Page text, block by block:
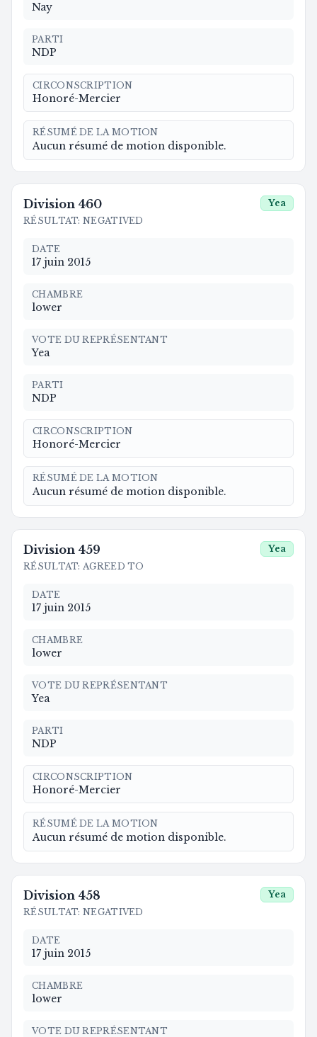
Nay
PARTI
NDP
CIRCONSCRIPTION
Honoré-Mercier
RÉSUMÉ DE LA MOTION
Aucun résumé de motion disponible.
Division 460
RÉSULTAT: NEGATIVED
Yea
DATE
17 juin 2015
CHAMBRE
lower
VOTE DU REPRÉSENTANT
Yea
PARTI
NDP
CIRCONSCRIPTION
Honoré-Mercier
RÉSUMÉ DE LA MOTION
Aucun résumé de motion disponible.
Division 459
RÉSULTAT: AGREED TO
Yea
DATE
17 juin 2015
CHAMBRE
lower
VOTE DU REPRÉSENTANT
Yea
PARTI
NDP
CIRCONSCRIPTION
Honoré-Mercier
RÉSUMÉ DE LA MOTION
Aucun résumé de motion disponible.
Division 458
RÉSULTAT: NEGATIVED
Yea
DATE
17 juin 2015
CHAMBRE
lower
VOTE DU REPRÉSENTANT